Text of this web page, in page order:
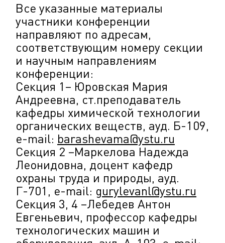
Все указанные материалы
участники конференции
направляют по адресам,
соответствующим номеру секции
и научным направлениям
конференции:
Секция 1– Юровская Мария
Андреевна, ст.преподаватель
кафедры химической технологии
органических веществ, ауд. Б-109,
e-mail: barashevama@ystu.ru
Секция 2 –Маркелова Надежда
Леонидовна, доцент кафедр
охраны труда и природы, ауд.
Г-701, e-mail: gurylevanl@ystu.ru
Секция 3, 4 –Лебедев Антон
Евгеньевич, профессор кафедры
технологических машин и